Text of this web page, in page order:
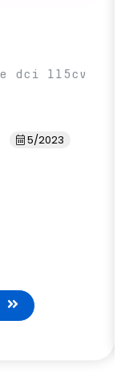
dci 115cv
5/2023